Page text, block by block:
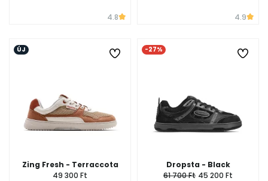
4.8 4.9
ÚJ
Zing Fresh - Terraccota
49 300 Ft
-27%
Dropsta - Black
61 700 Ft 45 200 Ft